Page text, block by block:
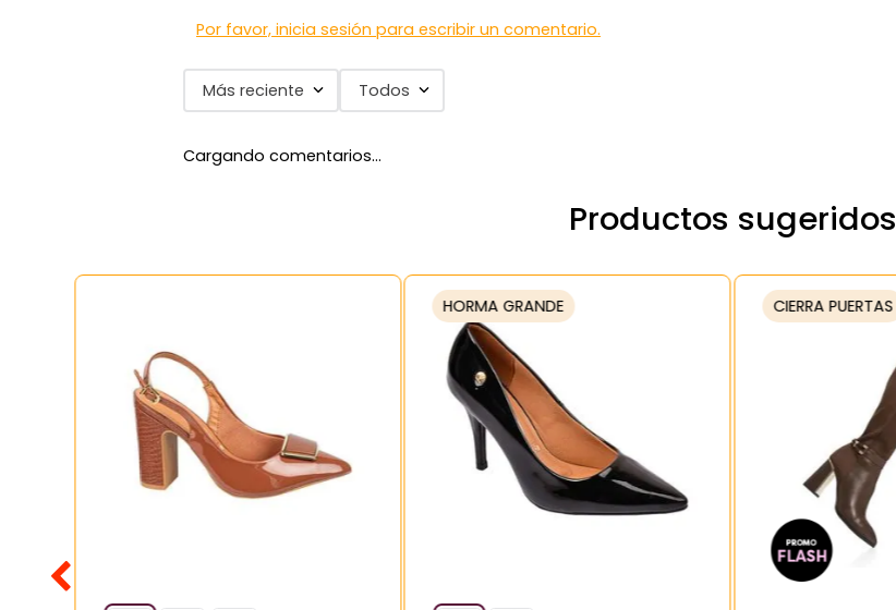
Por favor, inicia sesión para escribir un comentario.
Más reciente Todos
Cargando comentarios…
Productos sugeridos
HORMA GRANDE CIERRA PUERTAS